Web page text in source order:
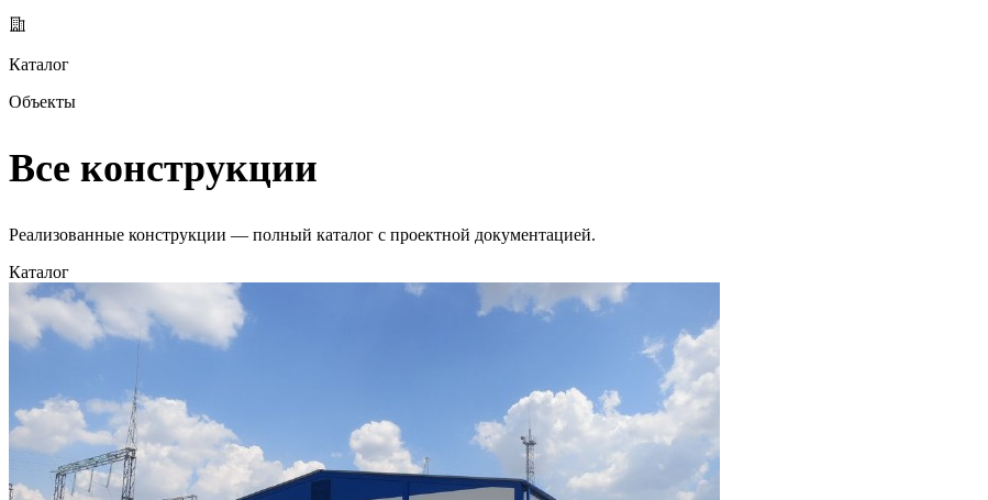
Каталог
Объекты
Все конструкции
Реализованные конструкции — полный каталог с проектной документацией.
Каталог